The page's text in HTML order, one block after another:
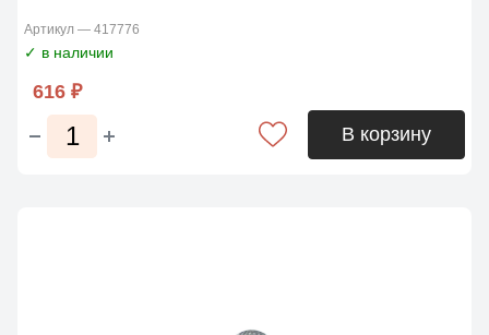
Артикул — 417776
✓ в наличии
616 ₽
В корзину